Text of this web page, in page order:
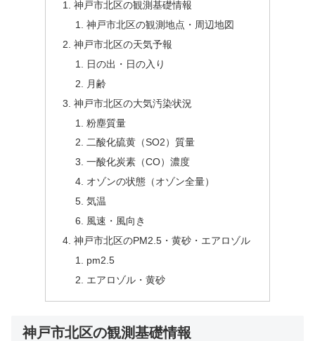
神戸市北区の観測基礎情報
神戸市北区の観測地点・周辺地図
神戸市北区の天気予報
日の出・日の入り
月齢
神戸市北区の大気汚染状況
粉塵質量
二酸化硫黄（SO2）質量
一酸化炭素（CO）濃度
オゾンの状態（オゾン全量）
気温
風速・風向き
神戸市北区のPM2.5・黄砂・エアロゾル
pm2.5
エアロゾル・黄砂
神戸市北区の観測基礎情報